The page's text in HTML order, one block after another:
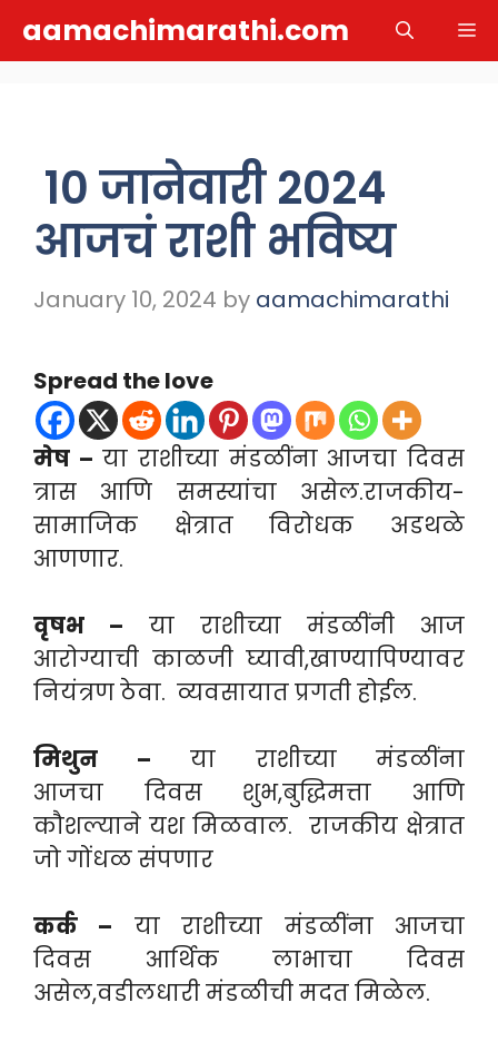
aamachimarathi.com
10 जानेवारी 2024
आजचं राशी भविष्य
January 10, 2024 by aamachimarathi
Spread the love
मेष – या राशीच्या मंडळींना आजचा दिवस
त्रास आणि समस्यांचा असेल.राजकीय-
सामाजिक क्षेत्रात विरोधक अडथळे
आणणार.
वृषभ – या राशीच्या मंडळींनी आज
आरोग्याची काळजी घ्यावी,खाण्यापिण्यावर
नियंत्रण ठेवा. व्यवसायात प्रगती होईल.
मिथुन – या राशीच्या मंडळींना
आजचा दिवस शुभ,बुद्धिमत्ता आणि
कौशल्याने यश मिळवाल. राजकीय क्षेत्रात
जो गोंधळ संपणार
कर्क – या राशीच्या मंडळींना आजचा
दिवस आर्थिक लाभाचा दिवस
असेल,वडीलधारी मंडळीची मदत मिळेल.